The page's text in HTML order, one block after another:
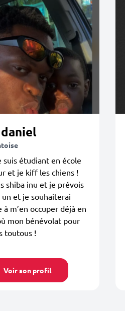
suis étudiant en école
et je kiff les chiens !
shiba inu et je prévois
un et je souhaiterai
à m’en occuper déjà en
mon bénévolat pour
toutous !
Voir son profil